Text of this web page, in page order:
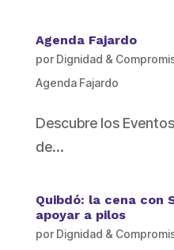
Agenda Fajardo
por Dignidad &
Agenda Fajardo
Descubre los
de...
Quibdó: la cena con
apoyar a pilos
por Dignidad &